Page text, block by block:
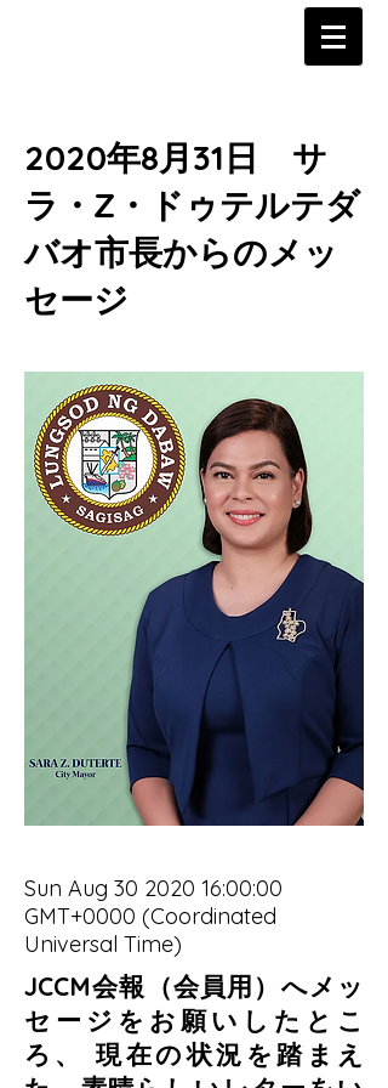
2020年8月31日 サ
ラ・Z・ドゥテルテダ
バオ市長からのメッ
セージ
Sun Aug 30 2020 16:00:00
GMT+0000 (Coordinated
Universal Time)
JCCM会報（会員用）へメッ
セージをお願いしたとこ
ろ、 現在の状況を踏まえ